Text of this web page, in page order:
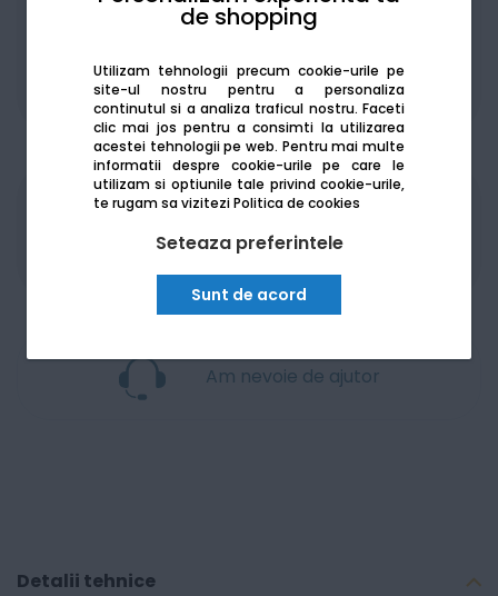
de shopping
Utilizam tehnologii precum cookie-urile pe
site-ul nostru pentru a personaliza
continutul si a analiza traficul nostru. Faceti
clic mai jos pentru a consimti la utilizarea
acestei tehnologii pe web. Pentru mai multe
informatii despre cookie-urile pe care le
utilizam si optiunile tale privind cookie-urile,
te rugam sa viziteziPolitica de cookies
Seteaza preferintele
Sunt de acord
De la: 251.77Lei / lună Vezi detalii
Produsele sunt disponibile pe platforma de
achizitii publiceSEAP/SICAP
Am nevoie de ajutor
Detalii tehnice